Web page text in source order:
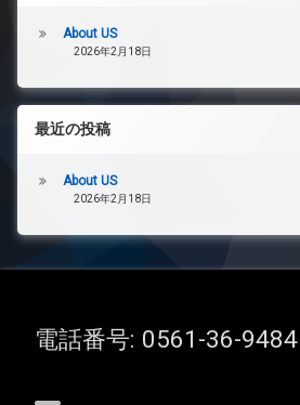
About US
2026年2月18日
最近の投稿
About US
2026年2月18日
電話番号: 0561-36-9484